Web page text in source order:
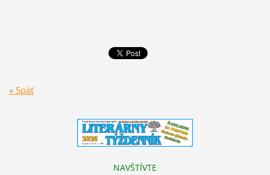
« Späť
NAVŠTÍVTE